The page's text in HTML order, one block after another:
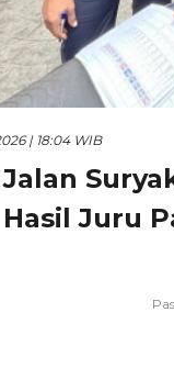
| 18:04 WIB
Juru